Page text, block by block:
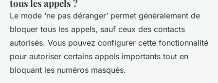
tous les appels ?
Le mode ‘ne pas déranger’ permet généralement de
bloquer tous les appels, sauf ceux des contacts
autorisés. Vous pouvez configurer cette fonctionnalité
pour autoriser certains appels importants tout en
bloquant les numéros masqués.